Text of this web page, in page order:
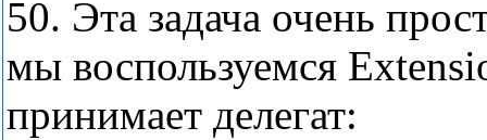
50. Эта задача очень
мы воспользуемся
принимает делегат: